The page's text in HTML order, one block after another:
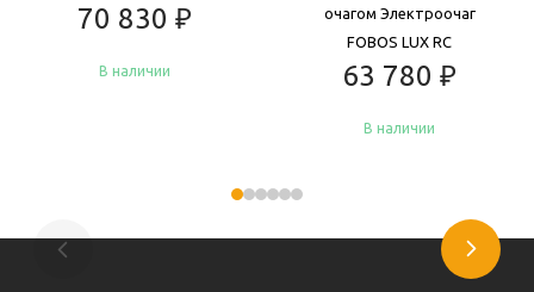
70 830 ₽
В наличии
очагом Электроочаг
FOBOS LUX RC
63 780 ₽
В наличии